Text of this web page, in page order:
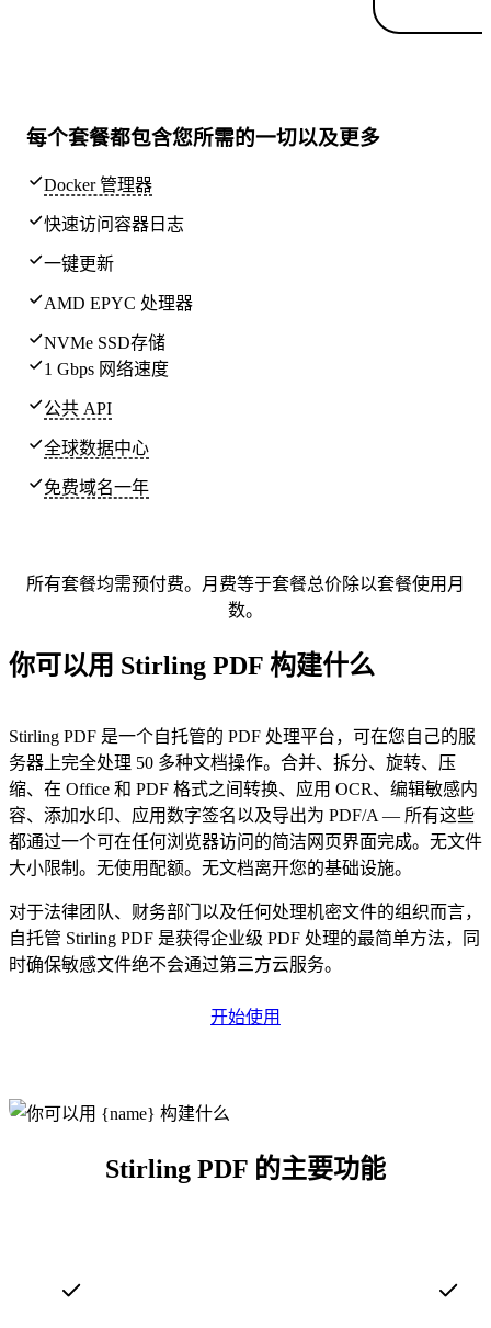
每个套餐都包含您所需的一切以及更多
Docker 管理器
快速访问容器日志
一键更新
AMD EPYC 处理器
NVMe SSD存储
1 Gbps 网络速度
公共 API
全球数据中心
免费域名一年
所有套餐均需预付费。月费等于套餐总价除以套餐使用月
数。
你可以用 Stirling PDF 构建什么
Stirling PDF 是一个自托管的 PDF 处理平台，可在您自己的服
务器上完全处理 50 多种文档操作。合并、拆分、旋转、压
缩、在 Office 和 PDF 格式之间转换、应用 OCR、编辑敏感内
容、添加水印、应用数字签名以及导出为 PDF/A — 所有这些
都通过一个可在任何浏览器访问的简洁网页界面完成。无文件
大小限制。无使用配额。无文档离开您的基础设施。
对于法律团队、财务部门以及任何处理机密文件的组织而言，
自托管 Stirling PDF 是获得企业级 PDF 处理的最简单方法，同
时确保敏感文件绝不会通过第三方云服务。
开始使用
Stirling PDF 的主要功能